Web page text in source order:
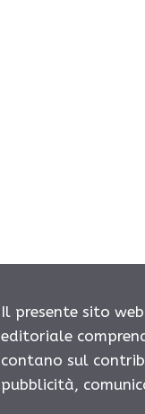
Il presente sito
editoriale
contano sul
pubblicità,